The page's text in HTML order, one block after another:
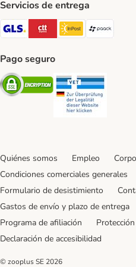
Servicios de entrega
GLS Shipping Method
CTTExpress Shipping
InPost
Pago seguro
Security
Quiénes somos Empleo
Condiciones comerciales generales
Formulario de desistimiento
Gastos de envío y plazo de entrega
Programa de afiliación
Declaración de accesibilidad
© zooplus SE 2026